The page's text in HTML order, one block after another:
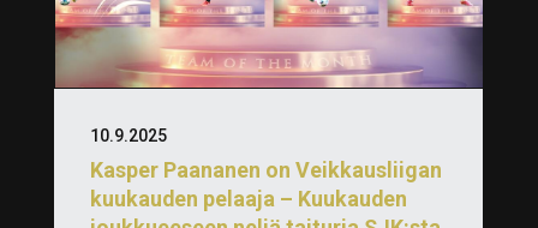
Kasper Paananen on Veikkausliigan
kuukauden pelaaja – Kuukauden
10.9.2025